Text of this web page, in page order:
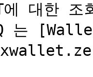
에 대한
는